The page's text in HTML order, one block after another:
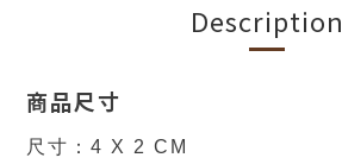
Description
商品尺寸
尺寸：4 X 2 CM